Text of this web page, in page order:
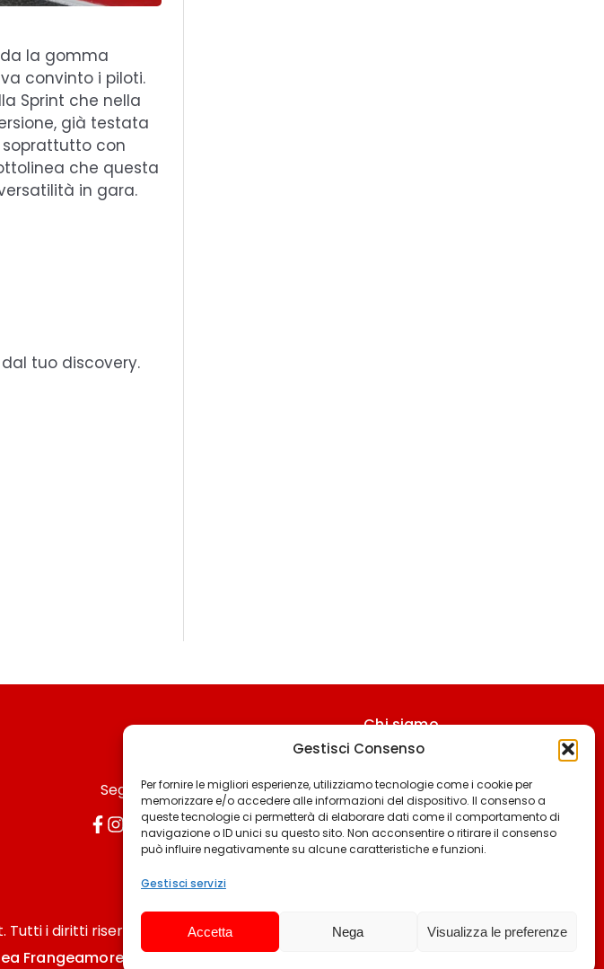
Gestisci Consenso
Per fornire le migliori esperienze, utilizziamo tecnologie come i cookie per
memorizzare e/o accedere alle informazioni del dispositivo. Il consenso a
queste tecnologie ci permetterà di elaborare dati come il comportamento di
navigazione o ID unici su questo sito. Non acconsentire o ritirare il consenso
può influire negativamente su alcune caratteristiche e funzioni.
Gestisci servizi
Accetta Nega Visualizza le preferenze
la gomma
convinto i piloti.
Sprint che nella
già testata
soprattutto con
che questa
in gara.
tuo discovery.
Seguici
Chi siamo
Contattaci
Termini & Condizioni
Cookie policy
Privacy policy
i diritti riservati.
Frangeamore